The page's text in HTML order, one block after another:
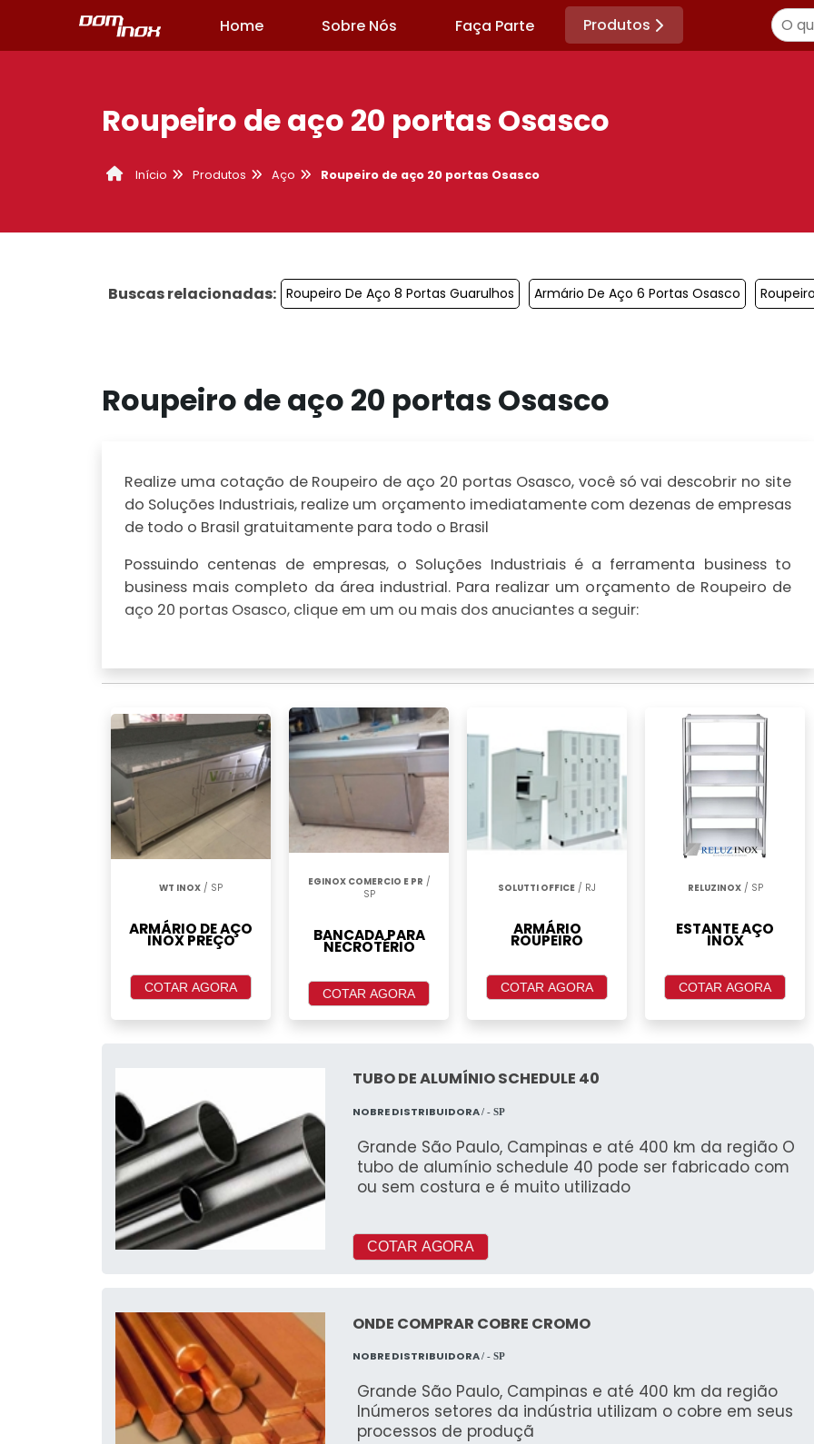
Home Sobre Nós Faça Parte Produtos
Roupeiro de aço 20 portas Osasco
Início Produtos Aço Roupeiro de aço 20 portas Osasco
Buscas relacionadas: Roupeiro De Aço 8 Portas Guarulhos Armário De Aço 6 Portas Osasco
Roupeiro de aço 20 portas Osasco
Realize uma cotação de Roupeiro de aço 20 portas Osasco, você só vai descobrir no site
do Soluções Industriais, realize um orçamento imediatamente com dezenas de empresas
de todo o Brasil gratuitamente para todo o Brasil
Possuindo centenas de empresas, o Soluções Industriais é a ferramenta business to
business mais completo da área industrial. Para realizar um orçamento de Roupeiro de
aço 20 portas Osasco, clique em um ou mais dos anuciantes a seguir:
WT INOX / SP
ARMÁRIO DE AÇO
INOX PREÇO
COTAR AGORA
EGINOX COMERCIO E PR /
SP
BANCADA PARA
NECROTÉRIO
COTAR AGORA
SOLUTTI OFFICE / RJ
ARMÁRIO
ROUPEIRO
COTAR AGORA
RELUZINOX/ SP
ESTANTE AÇO
INOX
COTAR AGORA
TUBO DE ALUMÍNIO SCHEDULE 40
NOBRE DISTRIBUIDORA/ - SP
Grande São Paulo, Campinas e até 400 km da região O
tubo de alumínio schedule 40 pode ser fabricado com
ou sem costura e é muito utilizado
COTAR AGORA
ONDE COMPRAR COBRE CROMO
NOBRE DISTRIBUIDORA/ - SP
Grande São Paulo, Campinas e até 400 km da região
Inúmeros setores da indústria utilizam o cobre em seus
processos de produçã